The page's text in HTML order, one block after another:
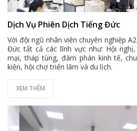
Dịch Vụ Phiên Dịch Tiếng Đức
Với đội ngũ nhân viên chuyên nghiệp
Đức tất cả các lĩnh vực như: Hội
mại, tháp tùng, đàm phán kinh tế,
kiện, hội chợ triển lãm và du lịch.
XEM THÊM